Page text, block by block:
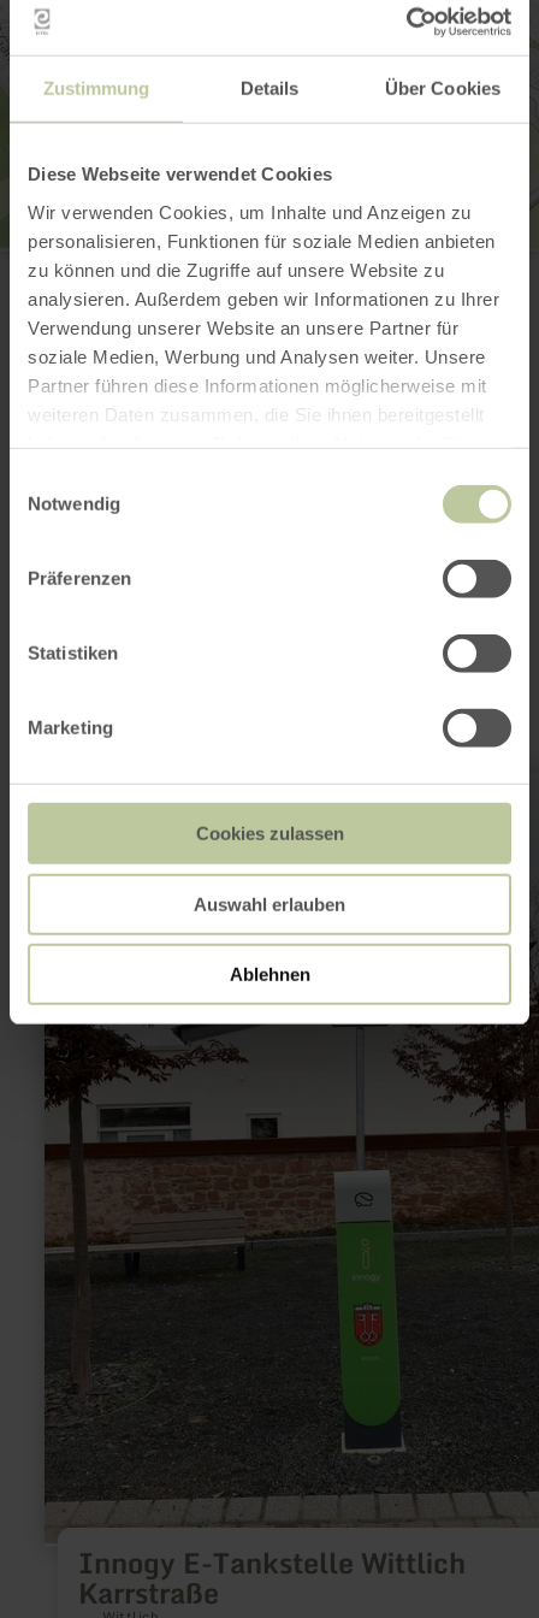
Zustimmung Details Über Cookies
Diese Webseite verwendet Cookies
Wir verwenden Cookies, um Inhalte und Anzeigen zu
personalisieren, Funktionen für soziale Medien anbieten
zu können und die Zugriffe auf unsere Website zu
analysieren. Außerdem geben wir Informationen zu Ihrer
Verwendung unserer Website an unsere Partner für
soziale Medien, Werbung und Analysen weiter. Unsere
Partner führen diese Informationen möglicherweise mit
weiteren Daten zusammen, die Sie ihnen bereitgestellt
Notwendig
Präferenzen
Statistiken
Marketing
Cookies zulassen
Auswahl erlauben
Ablehnen
Tourist-Information Wittlich Stadt & Land
Marktplatz / Neustraße 2
54516 Wittlich
0049 6571 146624
E-mail
Planifier votre arrivée
Afficher sur la carte
Cela pourrait
intéresser
Innogy E-Tankstelle Wittlich
Karrstraße
en
savoir
:
Innogy
Wittlich